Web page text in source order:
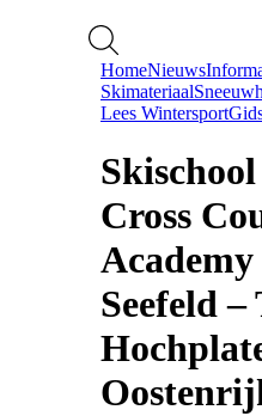
HomeNieuws
Skimateriaal
Lees
Cross
Seefeld